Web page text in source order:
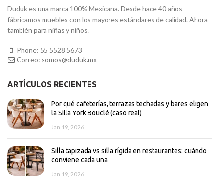
Duduk es una marca 100% Mexicana. Desde hace 40 años
fábricamos muebles con los mayores estándares de calidad. Ahora
también para niñas y niños.
Phone: 55 5528 5673
Correo: somos@duduk.mx
ARTÍCULOS RECIENTES
Por qué cafeterías, terrazas techadas y bares eligen
la Silla York Bouclé (caso real)
Jan 19, 2026
Silla tapizada vs silla rígida en restaurantes: cuándo
conviene cada una
Jan 19, 2026